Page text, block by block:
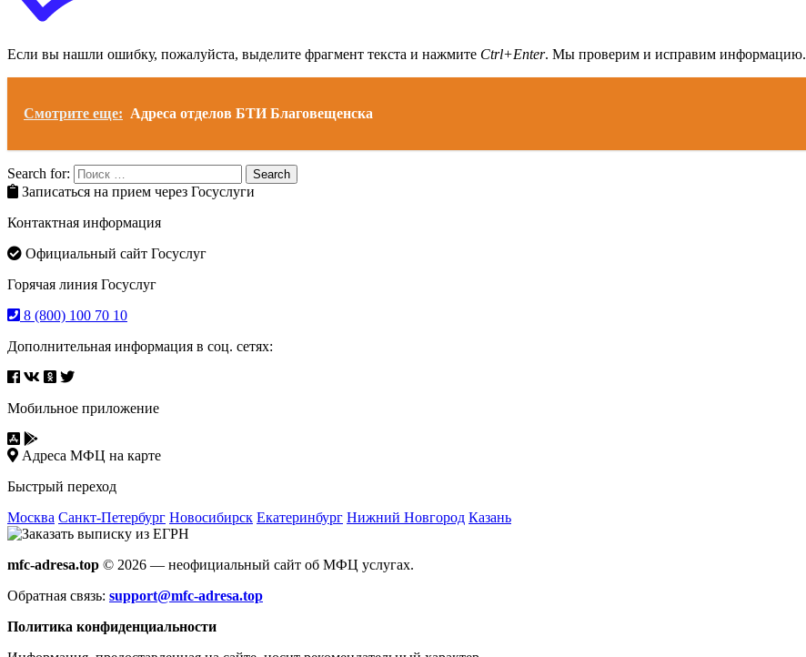
Если вы нашли ошибку, пожалуйста, выделите фрагмент текста и нажмите Ctrl+Enter. Мы проверим и исправим информацию.
Смотрите еще: Адреса отделов БТИ Благовещенска
Search for: Search
Записаться на прием через Госуслуги
Контактная информация
Официальный сайт Госуслуг
Горячая линия Госуслуг
8 (800) 100 70 10
Дополнительная информация в соц. сетях:
Мобильное приложение
Адреса МФЦ на карте
Быстрый переход
Москва Санкт-Петербург Новосибирск Екатеринбург Нижний Новгород Казань
mfc-adresa.top © 2026 — неофициальный сайт об МФЦ услугах.
Обратная связь: support@mfc-adresa.top
Политика конфиденциальности